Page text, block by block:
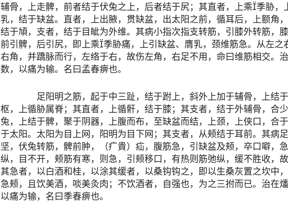
辅骨，上走髀，前者结于伏兔之上，后者结于尻；其直者，上乘季胁，
乳，结于缺盆。直者，上出腋，贯缺盆，出太阳之前，循耳后，上额角
结于頄，支者，结于目眦为外维。其病小指次指支转筋，引膝外转筋，膝
前引髀，后引尻，即上乘季胁痛，上引缺盆、膺乳，颈维筋急。从左之
右角，并蹻脉而行，左络于右，故伤左角，右足不用，命曰维筋相交。
数，以痛为输。名曰孟春痹也。
足阳明之筋，起于中三趾，结于跗上，斜外上加于辅骨，上结
枢，上循胁属脊；其直者，上循骭，结于膝；其支者，结于外辅骨，合
兔，上结于髀，聚于阴器，上腹而布，至缺盆而结，上颈，上侠口，合
于太阳。太阳为目上网，阳明为目下网；其支者，从颊结于耳前。其病
坚，伏兔转筋，髀前肿，（疒貴）疝，腹筋急，引缺盆及颊，卒口噼，
纵，目不开，颊筋有寒，则急，引颊移口，有热则筋弛纵，缓不胜收，
其急者，以白酒和桂，以涂其缓者，以桑钩钩之，即以生桑灰置之坎中
急颊，且饮美酒，啖美灸肉；不饮酒者，自强也，为之三拊而已。治在
以痛为输，名曰季春痹也。